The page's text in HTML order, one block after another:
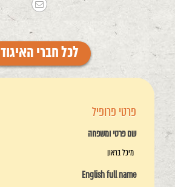
לכל חברי האיגוד
פרטי פרופיל
שם פרטי ומשפחה
מיכל בראון
English full name